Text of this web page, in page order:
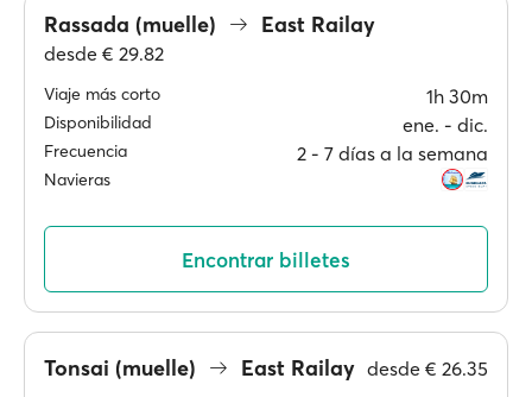
Rassada (muelle) East Railay
desde € 29.82
Viaje más corto 1h 30m
Disponibilidad ene. ‐ dic.
Frecuencia 2 ‐ 7 días a la semana
Navieras
Encontrar billetes
Tonsai (muelle) East Railay desde € 26.35